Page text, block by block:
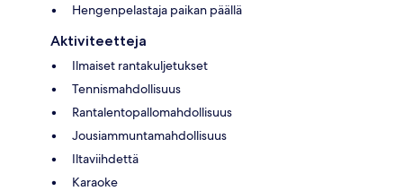
Hengenpelastaja paikan päällä
Aktiviteetteja
Ilmaiset rantakuljetukset
Tennismahdollisuus
Rantalentopallomahdollisuus
Jousiammuntamahdollisuus
Iltaviihdettä
Karaoke